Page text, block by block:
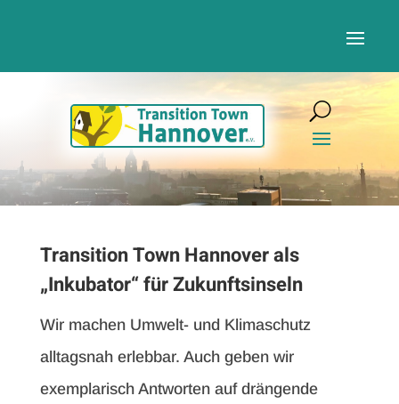
Transition Town Hannover als
„Inkubator“ für Zukunftsinseln
Wir machen Umwelt- und Klimaschutz
alltagsnah erlebbar. Auch geben wir
exemplarisch Antworten auf drängende